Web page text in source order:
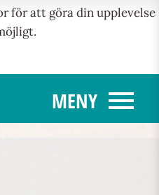
för att göra din upplevelse
MENY menu